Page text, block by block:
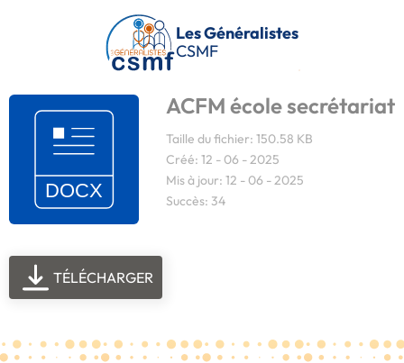
Passer au contenu principal
Les Généralistes
CSMF
ACFM école secrétariat
Taille du fichier: 150.58 KB
Créé: 12 - 06 - 2025
Mis à jour: 12 - 06 - 2025
Succès: 34
TÉLÉCHARGER